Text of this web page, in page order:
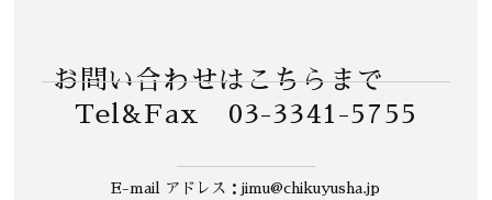
お問い合わせはこちらまで
Tel&Fax 03-3341-5755
E-mail アドレス：jimu@chikuyusha.jp